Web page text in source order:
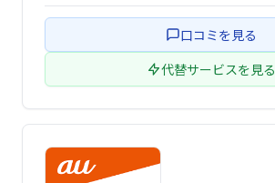
す。
口コミを見る
代替サービスを見る